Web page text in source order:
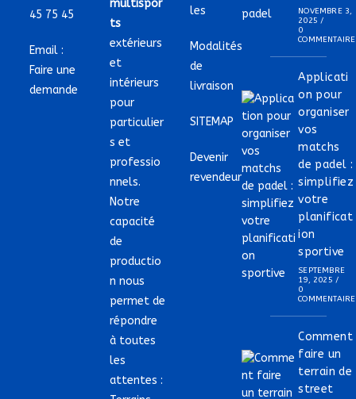
45 75 45
Email :
Faire une
demande
multispor
ts
extérieurs
et
intérieurs
pour
particulier
s et
professio
nnels.
Notre
capacité
de
productio
n nous
permet de
répondre
à toutes
les
attentes :
les
Modalités
de
livraison
SITEMAP
Devenir
revendeur
NOVEMBRE 3,
2025 /
0
COMMENTAIRE
Applicati
on pour
organiser
vos
matchs
de padel :
simplifiez
votre
planificat
ion
sportive
SEPTEMBRE
19, 2025 /
0
COMMENTAIRE
Comment
faire un
terrain de
street